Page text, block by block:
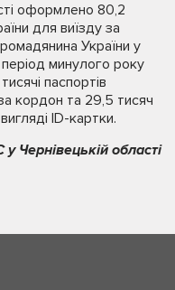
оформлено 80,2
для виїзду за
України у
період минулого року
паспортів
кордон та 29,5 тисяч
ID-картки.
Чернівецькій області